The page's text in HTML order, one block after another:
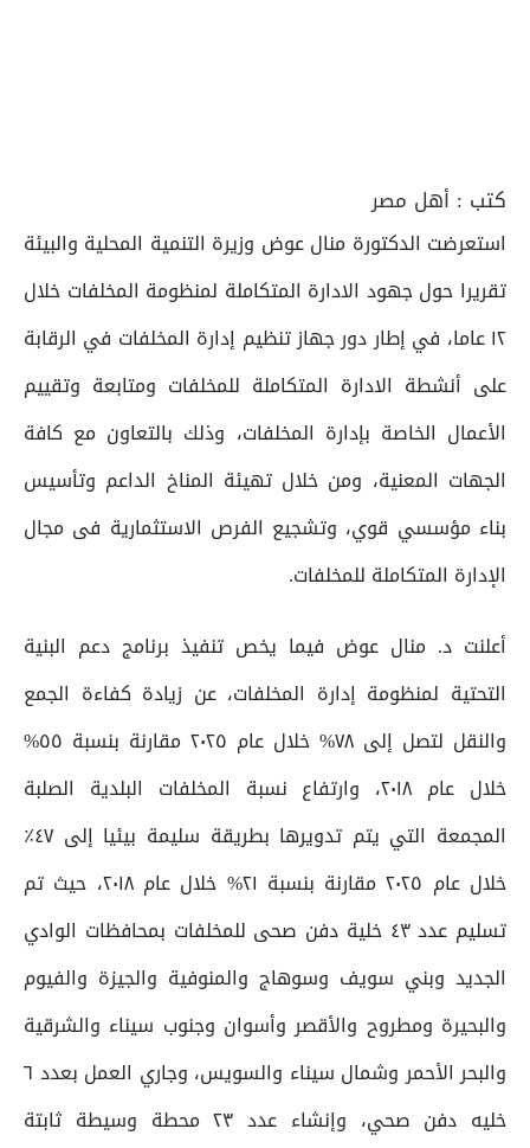
كتب : أهل مصر
استعرضت الدكتورة منال عوض وزيرة التنمية المحلية والبيئة
تقريرا حول جهود الادارة المتكاملة لمنظومة المخلفات خلال
١٢ عاما، في إطار دور جهاز تنظيم إدارة المخلفات في الرقابة
على أنشطة الادارة المتكاملة للمخلفات ومتابعة وتقييم
الأعمال الخاصة بإدارة المخلفات، وذلك بالتعاون مع كافة
الجهات المعنية، ومن خلال تهيئة المناخ الداعم وتأسيس
بناء مؤسسي قوي، وتشجيع الفرص الاستثمارية فى مجال
الإدارة المتكاملة للمخلفات.
أعلنت د. منال عوض فيما يخص تنفيذ برنامج دعم البنية
التحتية لمنظومة إدارة المخلفات، عن زيادة كفاءة الجمع
والنقل لتصل إلى ٧٨% خلال عام ٢٠٢٥ مقارنة بنسبة ٥٥%
خلال عام ٢٠١٨، وارتفاع نسبة المخلفات البلدية الصلبة
المجمعة التي يتم تدويرها بطريقة سليمة بيئيا إلى ٤٧٪؜
خلال عام ٢٠٢٥ مقارنة بنسبة ٢١% خلال عام ٢٠١٨، حيث تم
تسليم عدد ٤٣ خلية دفن صحى للمخلفات بمحافظات الوادي
الجديد وبني سويف وسوهاج والمنوفية والجيزة والفيوم
والبحيرة ومطروح والأقصر وأسوان وجنوب سيناء والشرقية
والبحر الأحمر وشمال سيناء والسويس، وجاري العمل بعدد ٦
خليه دفن صحي، وإنشاء عدد ٢٣ محطة وسيطة ثابتة